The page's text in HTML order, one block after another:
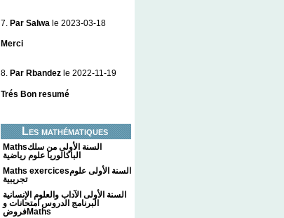
7. Par Salwa le 2023-03-18
Merci
8. Par Rbandez le 2022-11-19
Trés Bon resumé
Les mathématiques
Mathsالسنة الأولى من سلك
الباكالوريا علوم رياضية
Maths exercicesالسنة الأولى علوم
تجريبية
السنة الأولى الآداب والعلوم الإنسانية
البرنامج الدروس امتحانات و
فروضMaths